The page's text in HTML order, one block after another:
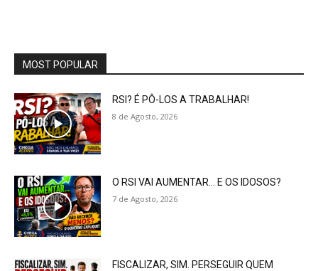
MOST POPULAR
RSI? É PÔ-LOS A TRABALHAR!
8 de Agosto, 2026
O RSI VAI AUMENTAR… E OS IDOSOS?
7 de Agosto, 2026
FISCALIZAR, SIM. PERSEGUIR QUEM